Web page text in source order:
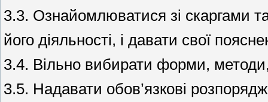
3.3. Ознайомлюватися зі скаргами
його діяльності, і давати свої
3.4. Вільно вибирати форми,
3.5. Надавати обов’язкові